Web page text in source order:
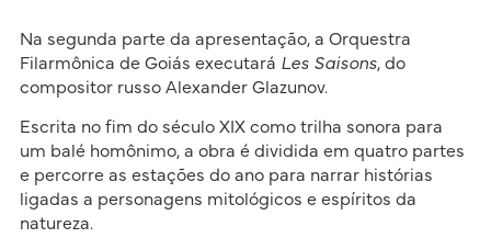
Na segunda parte da apresentação, a Orquestra
Filarmônica de Goiás executará Les Saisons, do
compositor russo Alexander Glazunov.
Escrita no fim do século XIX como trilha sonora para
um balé homônimo, a obra é dividida em quatro partes
e percorre as estações do ano para narrar histórias
ligadas a personagens mitológicos e espíritos da
natureza.